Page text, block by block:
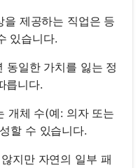
을 제공하는 직업은 등
있습니다.
동일한 가치를 잃는 정
릅니다.
개체 수(예: 의자 또는
할 수 있습니다.
지만 자연의 일부 패